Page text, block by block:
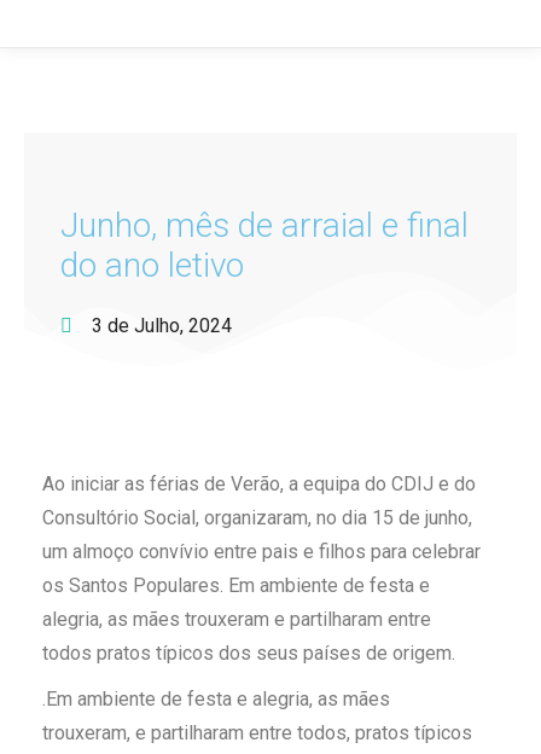
Junho, mês de arraial e final
do ano letivo
3 de Julho, 2024
Ao iniciar as férias de Verão, a equipa do CDIJ e do
Consultório Social, organizaram, no dia 15 de junho,
um almoço convívio entre pais e filhos para celebrar
os Santos Populares. Em ambiente de festa e
alegria, as mães trouxeram e partilharam entre
todos pratos típicos dos seus países de origem.
.Em ambiente de festa e alegria, as mães
trouxeram, e partilharam entre todos, pratos típicos